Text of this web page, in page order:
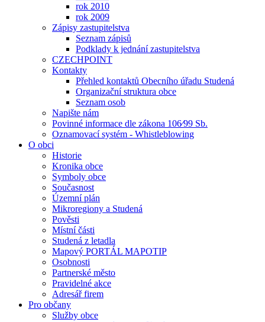
rok 2010
rok 2009
Zápisy zastupitelstva
Seznam zápisů
Podklady k jednání zastupitelstva
CZECHPOINT
Kontakty
Přehled kontaktů Obecního úřadu Studená
Organizační struktura obce
Seznam osob
Napište nám
Povinné informace dle zákona 106⁄99 Sb.
Oznamovací systém - Whistleblowing
O obci
Historie
Kronika obce
Symboly obce
Současnost
Územní plán
Mikroregiony a Studená
Pověsti
Místní části
Studená z letadla
Mapový PORTÁL MAPOTIP
Osobnosti
Partnerské město
Pravidelné akce
Adresář firem
Pro občany
Služby obce